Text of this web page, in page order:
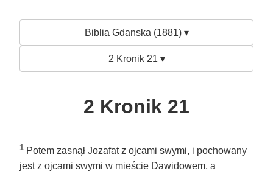
Biblia Gdanska (1881) ▾
2 Kronik 21 ▾
2 Kronik 21
1 Potem zasnął Jozafat z ojcami swymi, i pochowany
jest z ojcami swymi w mieście Dawidowem, a